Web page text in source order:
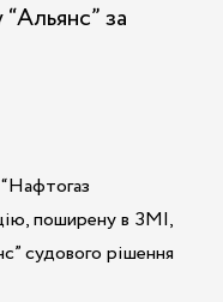
за
поширену в ЗМІ,
судового рішення